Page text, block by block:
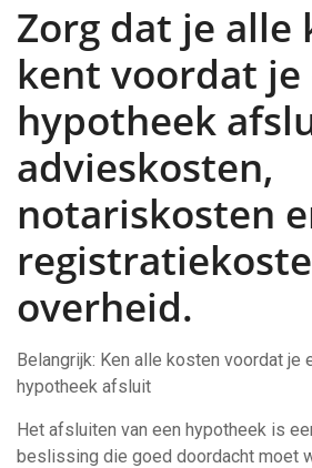
Zorg dat je alle
kent voordat je
hypotheek
advieskosten,
notariskosten
overheid.
Belangrijk: Ken alle kosten voordat je
hypotheek afsluit
Het afsluiten van een hypotheek is
beslissing die goed doordacht moet